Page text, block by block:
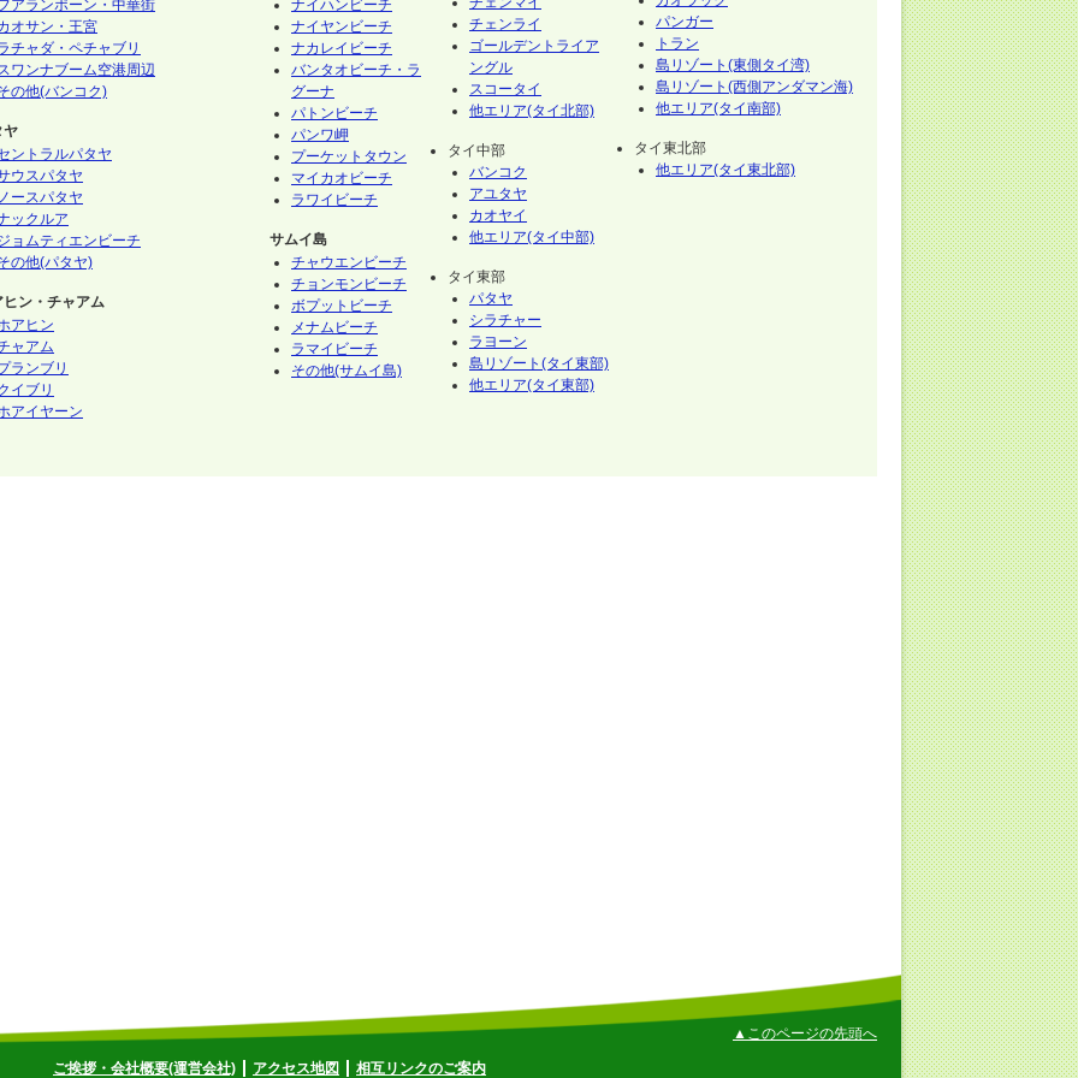
アランポーン・中華街
オサン・王宮
チャダ・ペチャブリ
ワンナブーム空港周辺
の他(バンコク)
ヤ
ントラルパタヤ
ウスパタヤ
ースパタヤ
ックルア
ョムティエンビーチ
の他(パタヤ)
ヒン・チャアム
アヒン
ャアム
ランブリ
イブリ
アイヤーン
ナイハンビーチ
ナイヤンビーチ
ナカレイビーチ
バンタオビーチ・ラ
グーナ
パトンビーチ
パンワ岬
プーケットタウン
マイカオビーチ
ラワイビーチ
サムイ島
チャウエンビーチ
チョンモンビーチ
ボプットビーチ
メナムビーチ
ラマイビーチ
その他(サムイ島)
チェンライ
ゴールデントライア
ングル
スコータイ
他エリア(タイ北部)
タイ中部
バンコク
アユタヤ
カオヤイ
他エリア(タイ中部)
タイ東部
パタヤ
シラチャー
ラヨーン
島リゾート(タイ東部)
他エリア(タイ東部)
パンガー
トラン
島リゾート(東側タイ湾)
島リゾート(西側アンダマン海)
他エリア(タイ南部)
タイ東北部
他エリア(タイ東北部)
▲このページの先頭へ
ご挨拶・会社概要(運営会社) アクセス地図 相互リンクのご案内